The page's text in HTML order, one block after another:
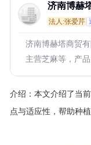
济南博赫
法人:张爱芹
济南博赫塔商贸
主营芝麻等，产
介绍： 本文介绍了当
点与适应性，帮助种